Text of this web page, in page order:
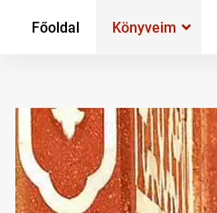
Főoldal Könyveim